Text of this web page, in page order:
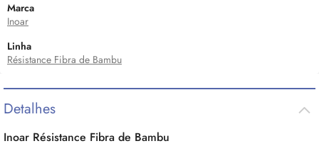
Marca
Inoar
Linha
Résistance Fibra de Bambu
Detalhes
Inoar Résistance Fibra de Bambu